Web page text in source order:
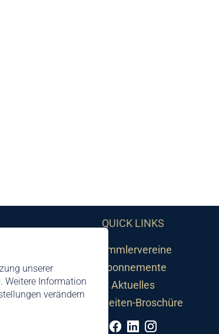
unserer
Weitere Information
verändern
QUICK LINKS
Sammlervereine
Abonnemente
Aktuelles
Neuheiten-Broschüre